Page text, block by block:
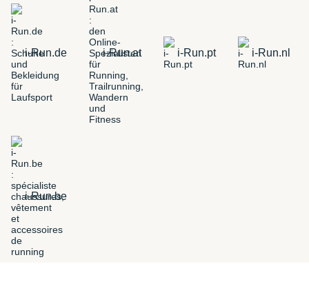
i-Run.de i-Run.at i-Run.pt i-Run.nl
i-Run.be